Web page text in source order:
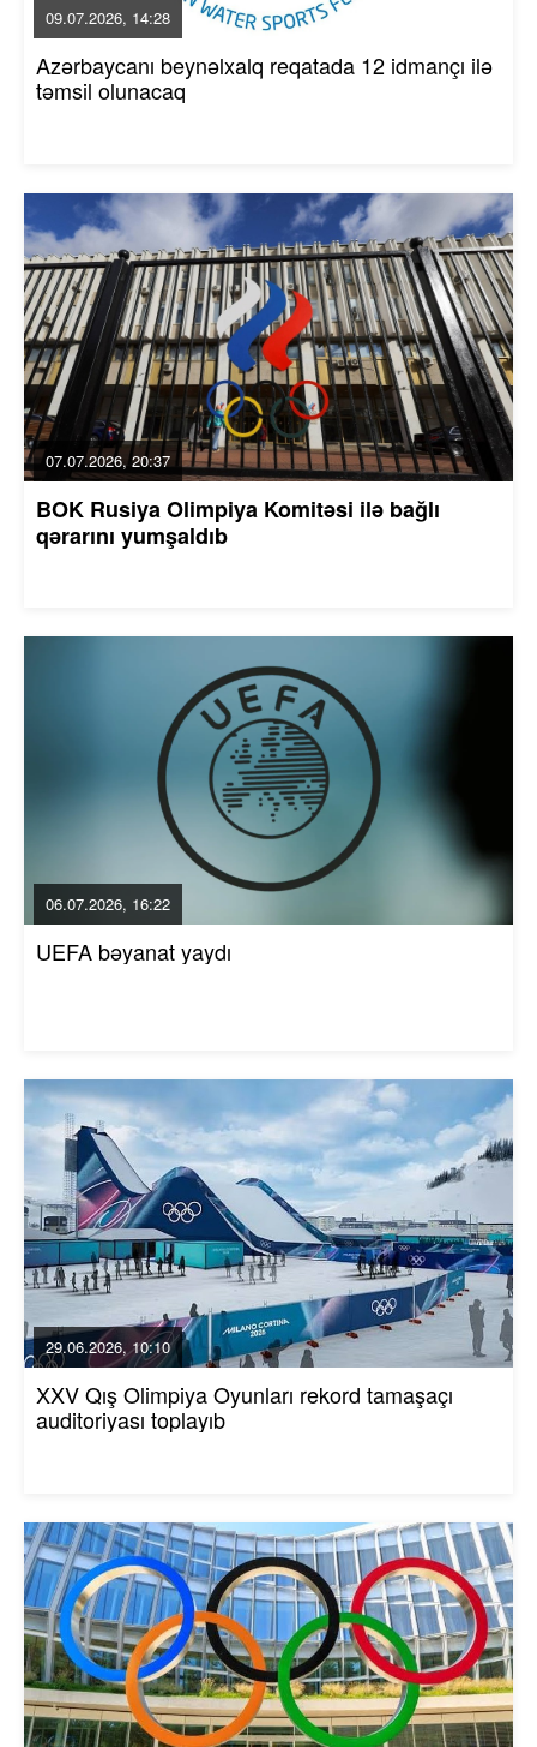
09.07.2026, 14:28
Azərbaycanı beynəlxalq reqatada 12 idmançı ilə
təmsil olunacaq
07.07.2026, 20:37
BOK Rusiya Olimpiya Komitəsi ilə bağlı
qərarını yumşaldıb
06.07.2026, 16:22
UEFA bəyanat yaydı
29.06.2026, 10:10
XXV Qış Olimpiya Oyunları rekord tamaşaçı
auditoriyası toplayıb